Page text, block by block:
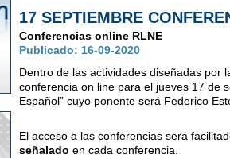
17 SEPTIEMBRE
Conferencias online RLNE
Publicado: 16-09-2020
Dentro de las actividades diseñadas por
conferencia on line para el jueves 17 de
Español” cuyo ponente será Federico
El acceso a las conferencias será
señalado en cada conferencia.